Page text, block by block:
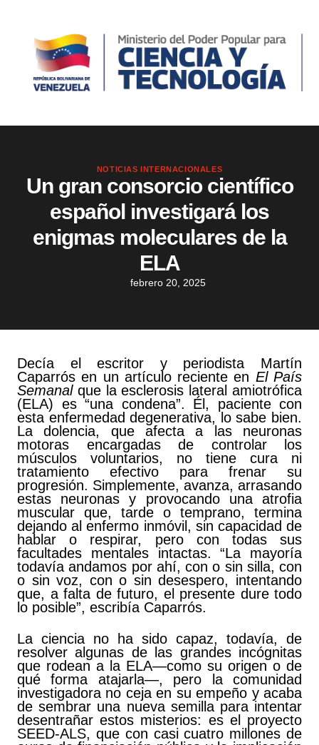
NOTICIAS INTERNACIONALES
Un gran consorcio científico
español investigará los
enigmas moleculares de la
ELA
febrero 20, 2025
Decía el escritor y periodista Martín
Caparrós en un artículo reciente en El País
Semanal que la esclerosis lateral amiotrófica
(ELA) es “una condena”. Él, paciente con
esta enfermedad degenerativa, lo sabe bien.
La dolencia, que afecta a las neuronas
motoras encargadas de controlar los
músculos voluntarios, no tiene cura ni
tratamiento efectivo para frenar su
progresión. Simplemente, avanza, arrasando
estas neuronas y provocando una atrofia
muscular que, tarde o temprano, termina
dejando al enfermo inmóvil, sin capacidad de
hablar o respirar, pero con todas sus
facultades mentales intactas. “La mayoría
todavía andamos por ahí, con o sin silla, con
o sin voz, con o sin desespero, intentando
que, a falta de futuro, el presente dure todo
lo posible”, escribía Caparrós.
La ciencia no ha sido capaz, todavía, de
resolver algunas de las grandes incógnitas
que rodean a la ELA—como su origen o de
qué forma atajarla—, pero la comunidad
investigadora no ceja en su empeño y acaba
de sembrar una nueva semilla para intentar
desentrañar estos misterios: es el proyecto
SEED-ALS, que con casi cuatro millones de